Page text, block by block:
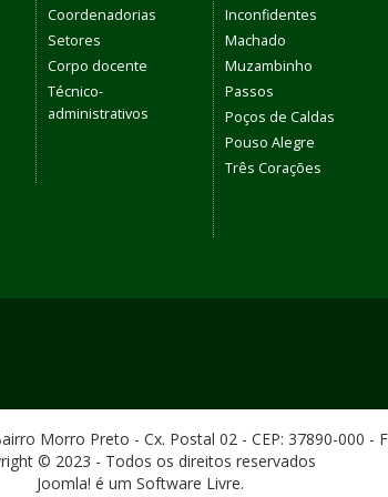
Coordenadorias
Setores
Corpo docente
Técnico-
administrativos
Inconfidentes
Machado
Muzambinho
Passos
Poços de Caldas
Pouso Alegre
Três Corações
Morro Preto - Cx. Postal 02 - CEP: 37890-000 -
© 2023 - Todos os direitos reservados
Joomla! é um Software Livre.